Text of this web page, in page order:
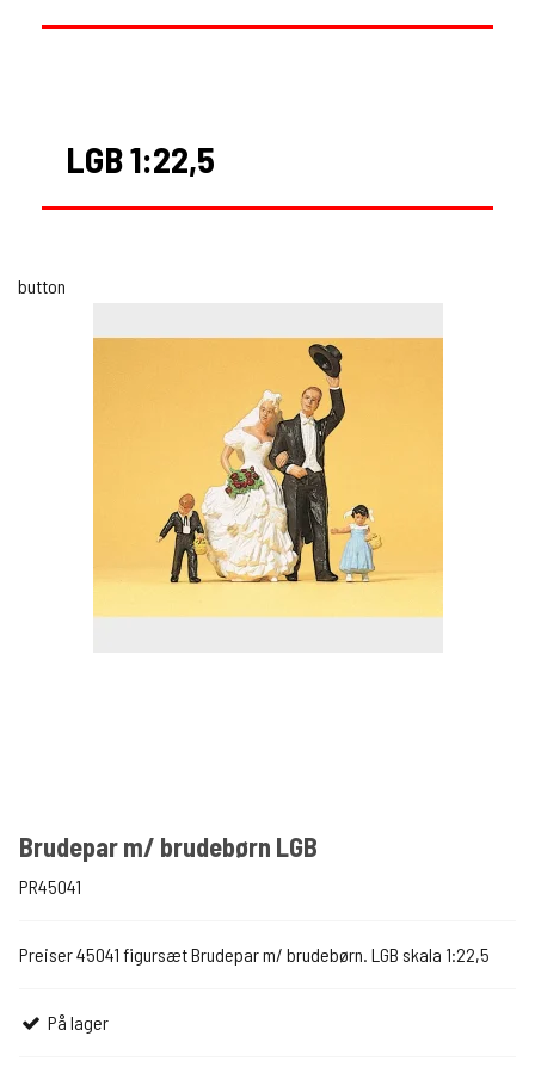
LGB 1:22,5
button
Brudepar m/ brudebørn LGB
PR45041
Preiser 45041 figursæt Brudepar m/ brudebørn. LGB skala 1:22,5
På lager